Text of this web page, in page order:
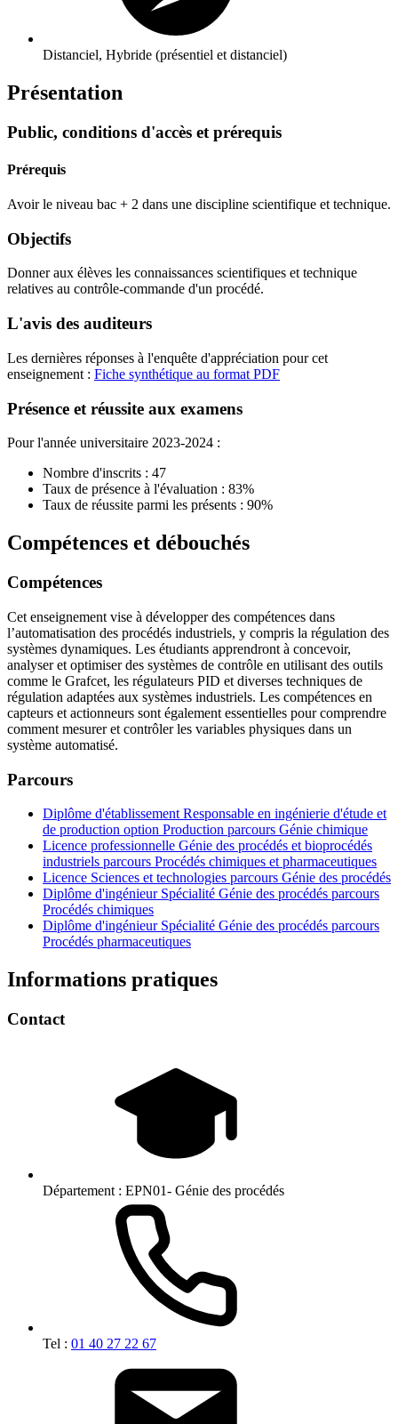
Distanciel, Hybride (présentiel et distanciel)
Présentation
Public, conditions d'accès et prérequis
Prérequis
Avoir le niveau bac + 2 dans une discipline scientifique et technique.
Objectifs
Donner aux élèves les connaissances scientifiques et technique
relatives au contrôle-commande d'un procédé.
L'avis des auditeurs
Les dernières réponses à l'enquête d'appréciation pour cet
enseignement : Fiche synthétique au format PDF
Présence et réussite aux examens
Pour l'année universitaire 2023-2024 :
Nombre d'inscrits : 47
Taux de présence à l'évaluation : 83%
Taux de réussite parmi les présents : 90%
Compétences et débouchés
Compétences
Cet enseignement vise à développer des compétences dans
l’automatisation des procédés industriels, y compris la régulation des
systèmes dynamiques. Les étudiants apprendront à concevoir,
analyser et optimiser des systèmes de contrôle en utilisant des outils
comme le Grafcet, les régulateurs PID et diverses techniques de
régulation adaptées aux systèmes industriels. Les compétences en
capteurs et actionneurs sont également essentielles pour comprendre
comment mesurer et contrôler les variables physiques dans un
système automatisé.
Parcours
Diplôme d'établissement Responsable en ingénierie d'étude et
de production option Production parcours Génie chimique
Licence professionnelle Génie des procédés et bioprocédés
industriels parcours Procédés chimiques et pharmaceutiques
Licence Sciences et technologies parcours Génie des procédés
Diplôme d'ingénieur Spécialité Génie des procédés parcours
Procédés chimiques
Diplôme d'ingénieur Spécialité Génie des procédés parcours
Procédés pharmaceutiques
Informations pratiques
Contact
Département : EPN01- Génie des procédés
Tel : 01 40 27 22 67